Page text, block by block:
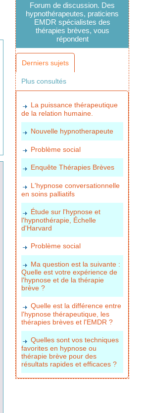
Forum de discussion. Des
hypnothérapeutes, praticiens
EMDR spécialistes des
thérapies brèves, vous
répondent
Derniers sujets
Plus consultés
La puissance thérapeutique
de la relation humaine.
Nouvelle hypnotherapeute
Problème social
Enquête Thérapies Brèves
L'hypnose conversationnelle
en soins palliatifs
Étude sur l'hypnose et
l'hypnothérapie, Échelle
d'Harvard
Problème social
Ma question est la suivante :
Quelle est votre expérience de
l'hypnose et de la thérapie
brève ?
Quelle est la différence entre
l'hypnose thérapeutique, les
thérapies brèves et l'EMDR ?
Quelles sont vos techniques
favorites en hypnose ou
thérapie brève pour des
résultats rapides et efficaces ?